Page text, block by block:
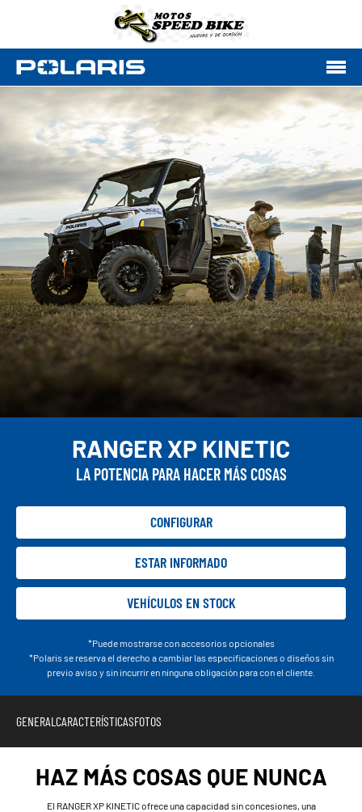
RANGER XP KINETIC
LA POTENCIA PARA HACER MÁS COSAS
CONFIGURAR
ESTAR INFORMADO
VEHÍCULOS EN STOCK
*Puede mostrarse con accesorios opcionales
*Polaris se reserva el derecho a cambiar las especificaciones o diseños sin
previo aviso y sin incurrir en ninguna obligación para con el cliente.
GENERALCARACTERÍSTICASFOTOS
HAZ MÁS COSAS QUE NUNCA
El RANGER XP KINETIC ofrece una capacidad sin concesiones, una